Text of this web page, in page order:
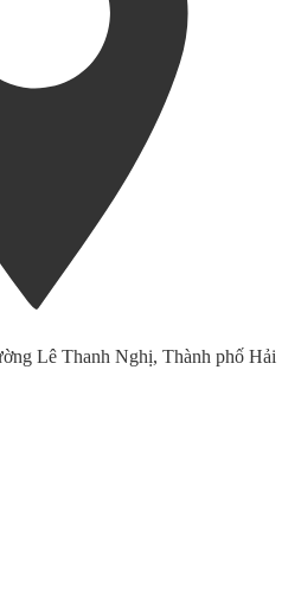
Lê Thanh Nghị, Thành phố Hải